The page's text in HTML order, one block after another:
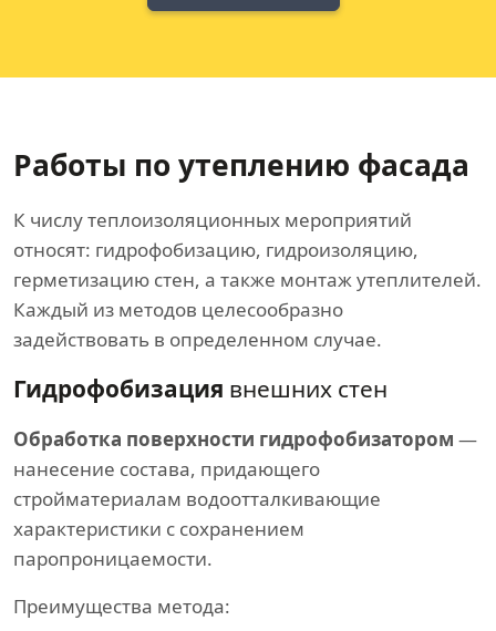
Работы по утеплению фасада
К числу теплоизоляционных мероприятий
относят: гидрофобизацию, гидроизоляцию,
герметизацию стен, а также монтаж утеплителей.
Каждый из методов целесообразно
задействовать в определенном случае.
Гидрофобизация внешних стен
Обработка поверхности гидрофобизатором —
нанесение состава, придающего
стройматериалам водоотталкивающие
характеристики с сохранением
паропроницаемости.
Преимущества метода: